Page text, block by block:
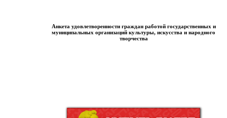
Анкета удовлетворенности граждан работой государственных и
муниципальных организаций культуры, искусства и народного
творчества